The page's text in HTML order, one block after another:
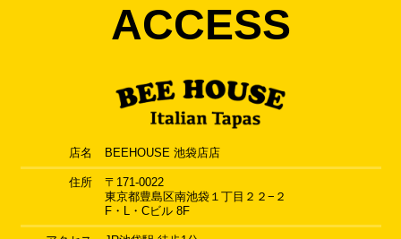
ACCESS
店名 BEEHOUSE 池袋店店
住所
〒171-0022
東京都豊島区南池袋１丁目２２−２
F・L・Cビル 8F